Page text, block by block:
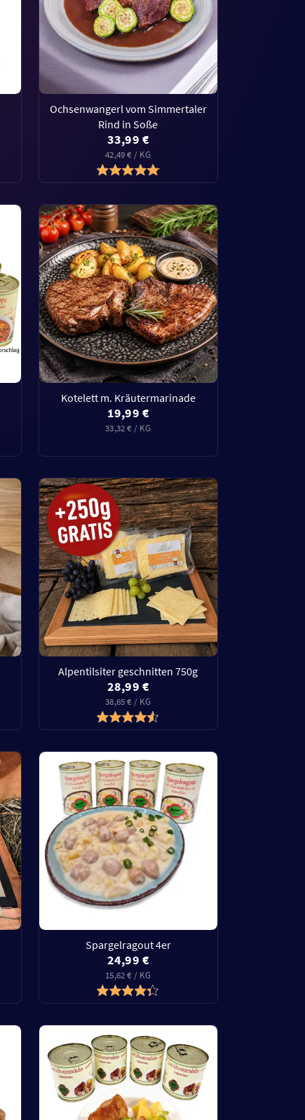
Ochsenwangerl vom Simmertaler
Rind in Soße
33,99 €
42,49 € / KG
Kotelett m. Kräutermarinade
19,99 €
33,32 € / KG
Alpentilsiter geschnitten 750g
28,99 €
38,65 € / KG
Spargelragout 4er
24,99 €
15,62 € / KG